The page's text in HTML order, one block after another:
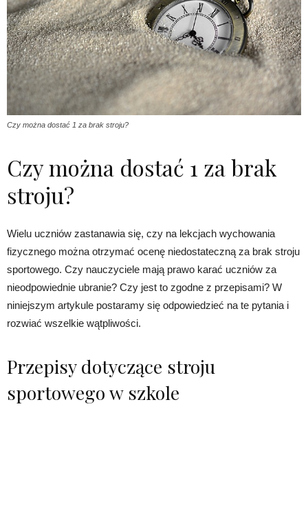
Czy można dostać 1 za brak stroju?
Czy można dostać 1 za brak
stroju?
Wielu uczniów zastanawia się, czy na lekcjach wychowania
fizycznego można otrzymać ocenę niedostateczną za brak stroju
sportowego. Czy nauczyciele mają prawo karać uczniów za
nieodpowiednie ubranie? Czy jest to zgodne z przepisami? W
niniejszym artykule postaramy się odpowiedzieć na te pytania i
rozwiać wszelkie wątpliwości.
Przepisy dotyczące stroju
sportowego w szkole